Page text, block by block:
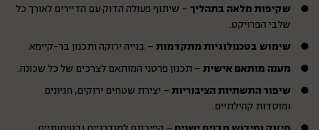
שקיפות מלאה בתהליך – שיתוף פעולה הדוק עם הדיירים לאורך כל
שלבי הפרויקט.
שימוש בטכנולוגיות מתקדמות – בנייה ירוקה ותכנון בר-קיימא.
מענה מותאם אישית – תכנון פרטני המותאם לצרכים של כל שכונה.
שיפור התשתיות הציבוריות – יצירת שטחים ירוקים, חניונים
ומוסדות קהילתיים.